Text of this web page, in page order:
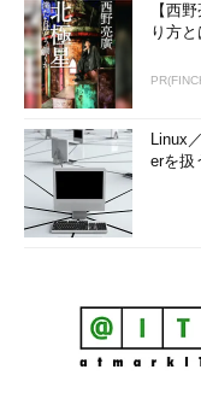
【西
り方と
Linux
erを扱